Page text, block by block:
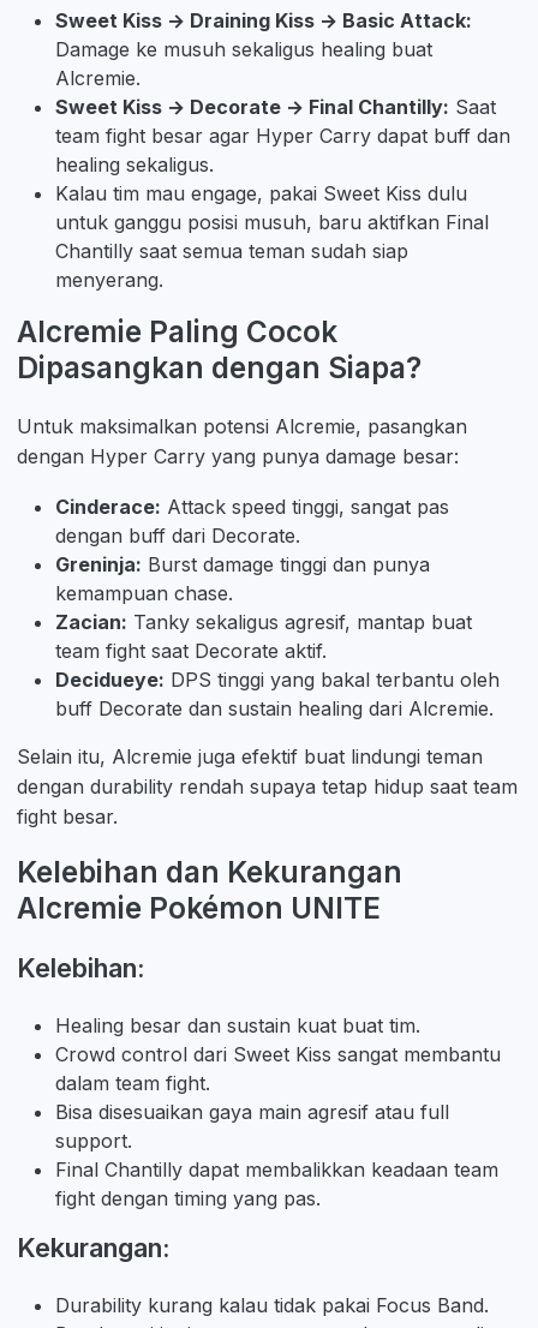
Sweet Kiss → Draining Kiss → Basic Attack:
Damage ke musuh sekaligus healing buat
Alcremie.
Sweet Kiss → Decorate → Final Chantilly: Saat
team fight besar agar Hyper Carry dapat buff dan
healing sekaligus.
Kalau tim mau engage, pakai Sweet Kiss dulu
untuk ganggu posisi musuh, baru aktifkan Final
Chantilly saat semua teman sudah siap
menyerang.
Alcremie Paling Cocok
Dipasangkan dengan Siapa?
Untuk maksimalkan potensi Alcremie, pasangkan
dengan Hyper Carry yang punya damage besar:
Cinderace: Attack speed tinggi, sangat pas
dengan buff dari Decorate.
Greninja: Burst damage tinggi dan punya
kemampuan chase.
Zacian: Tanky sekaligus agresif, mantap buat
team fight saat Decorate aktif.
Decidueye: DPS tinggi yang bakal terbantu oleh
buff Decorate dan sustain healing dari Alcremie.
Selain itu, Alcremie juga efektif buat lindungi teman
dengan durability rendah supaya tetap hidup saat team
fight besar.
Kelebihan dan Kekurangan
Alcremie Pokémon UNITE
Kelebihan:
Healing besar dan sustain kuat buat tim.
Crowd control dari Sweet Kiss sangat membantu
dalam team fight.
Bisa disesuaikan gaya main agresif atau full
support.
Final Chantilly dapat membalikkan keadaan team
fight dengan timing yang pas.
Kekurangan:
Durability kurang kalau tidak pakai Focus Band.